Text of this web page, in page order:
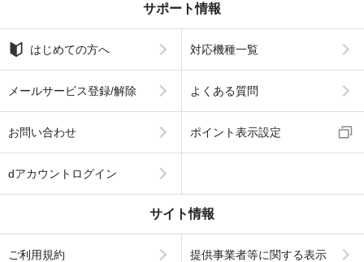
サポート情報
はじめての方へ 対応機種一覧
メールサービス登録/解除 よくある質問
お問い合わせ ポイント表示設定
dアカウントログイン
サイト情報
ご利用規約 提供事業者等に関する表示